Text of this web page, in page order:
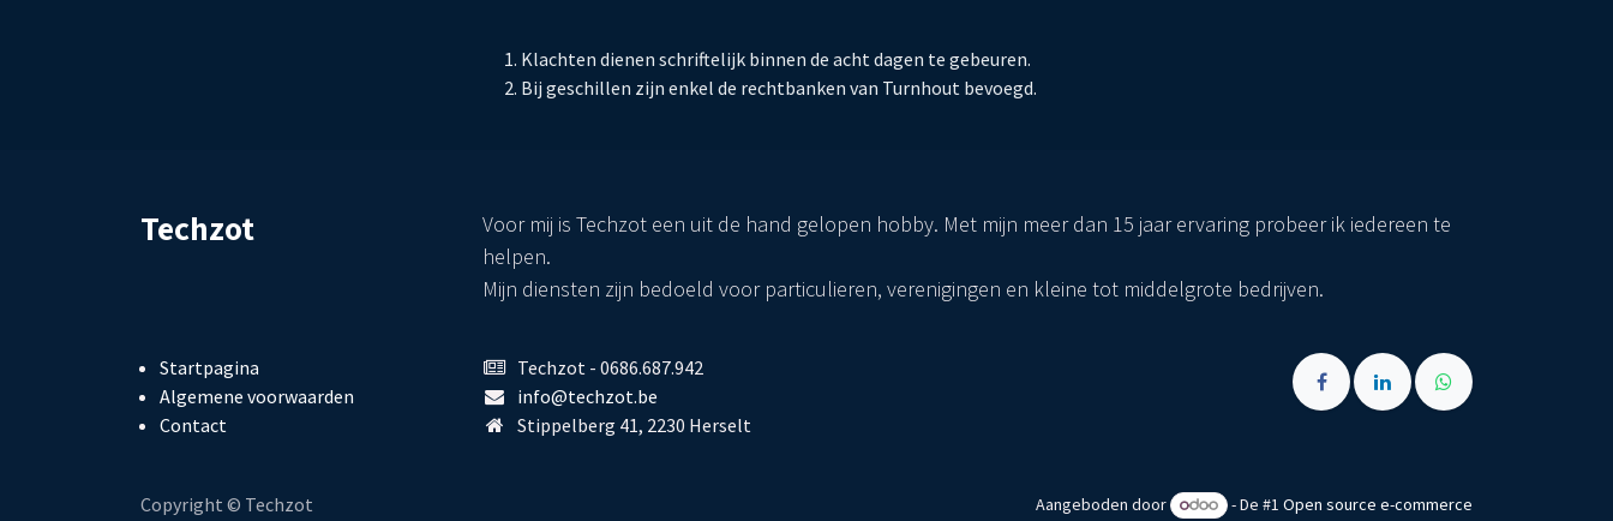
Klachten dienen schriftelijk binnen de acht dagen te gebeuren.
Bij geschillen zijn enkel de rechtbanken van Turnhout bevoegd.
Techzot
Voor mij is Techzot een uit de hand gelopen hobby. Met mijn meer dan 15 jaar ervaring probeer ik iedereen te
helpen.
Mijn diensten zijn bedoeld voor particulieren, verenigingen en kleine tot middelgrote bedrijven.
Startpagina
Algemene voorwaarden
Contact
Techzot - 0686.687.942
info@techzot.be
Stippelberg 41, 2230 Herselt
Copyright © Techzot Aangeboden door - De #1 Open source e-commerce